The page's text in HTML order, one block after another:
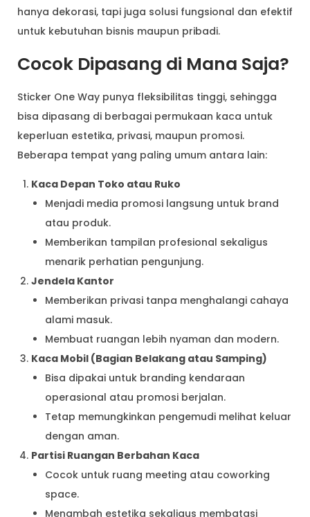
hanya dekorasi, tapi juga solusi fungsional dan efektif
untuk kebutuhan bisnis maupun pribadi.
Cocok Dipasang di Mana Saja?
Sticker One Way punya fleksibilitas tinggi, sehingga
bisa dipasang di berbagai permukaan kaca untuk
keperluan estetika, privasi, maupun promosi.
Beberapa tempat yang paling umum antara lain:
Kaca Depan Toko atau Ruko
Menjadi media promosi langsung untuk brand
atau produk.
Memberikan tampilan profesional sekaligus
menarik perhatian pengunjung.
Jendela Kantor
Memberikan privasi tanpa menghalangi cahaya
alami masuk.
Membuat ruangan lebih nyaman dan modern.
Kaca Mobil (Bagian Belakang atau Samping)
Bisa dipakai untuk branding kendaraan
operasional atau promosi berjalan.
Tetap memungkinkan pengemudi melihat keluar
dengan aman.
Partisi Ruangan Berbahan Kaca
Cocok untuk ruang meeting atau coworking
space.
Menambah estetika sekaligus membatasi